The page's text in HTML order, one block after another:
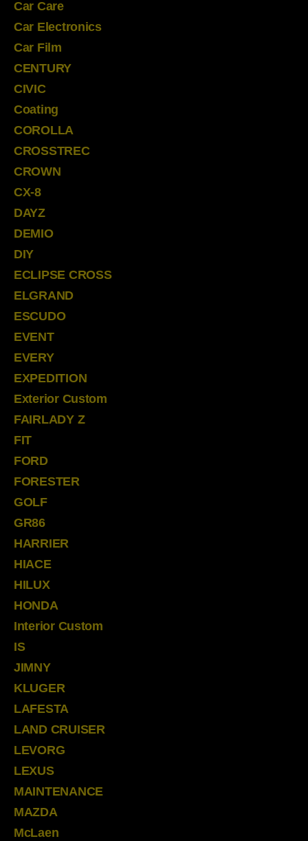
Car Care
Car Electronics
Car Film
CENTURY
CIVIC
Coating
COROLLA
CROSSTREC
CROWN
CX-8
DAYZ
DEMIO
DIY
ECLIPSE CROSS
ELGRAND
ESCUDO
EVENT
EVERY
EXPEDITION
Exterior Custom
FAIRLADY Z
FIT
FORD
FORESTER
GOLF
GR86
HARRIER
HIACE
HILUX
HONDA
Interior Custom
IS
JIMNY
KLUGER
LAFESTA
LAND CRUISER
LEVORG
LEXUS
MAINTENANCE
MAZDA
McLaen